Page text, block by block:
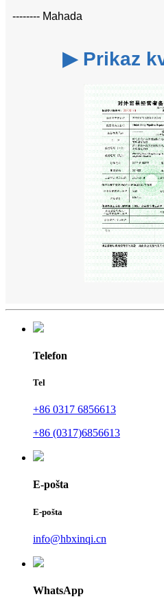
-------- Mahada
▶ Prikaz
Telefon
Tel
+86 0317 6856613
+86 (0317)6856613
E-pošta
E-pošta
info@hbxinqi.cn
WhatsApp